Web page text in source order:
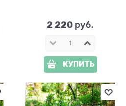
2 220 руб.
КУПИТЬ